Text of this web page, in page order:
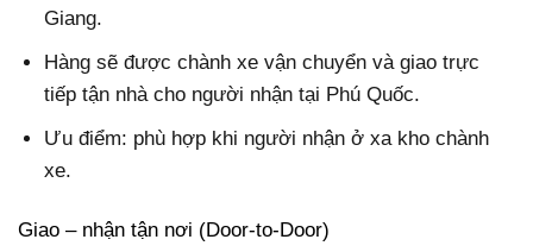
Giang.
Hàng sẽ được chành xe vận chuyển và giao trực
tiếp tận nhà cho người nhận tại Phú Quốc.
Ưu điểm: phù hợp khi người nhận ở xa kho chành
xe.
Giao – nhận tận nơi (Door-to-Door)